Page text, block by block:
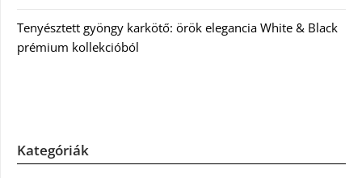
Tenyésztett gyöngy karkötő: örök elegancia White & Black
prémium kollekcióból
Kategóriák